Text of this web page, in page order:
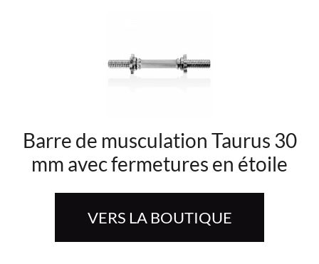
Barre de musculation Taurus 30
mm avec fermetures en étoile
VERS LA BOUTIQUE